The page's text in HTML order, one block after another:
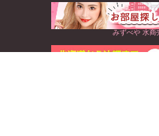
みずべや 水商